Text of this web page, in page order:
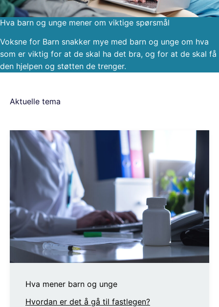
Hva barn og unge mener om viktige spørsmål
Voksne for Barn snakker mye med barn og unge om hva
som er viktig for at de skal ha det bra, og for at de skal få
den hjelpen og støtten de trenger.
Aktuelle tema
Hva mener barn og unge
Hvordan er det å gå til fastlegen?